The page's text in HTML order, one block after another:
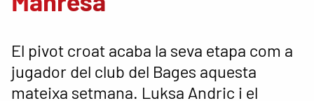
El pivot croat acaba la seva etapa com a
jugador del club del Bages aquesta
mateixa setmana. Luksa Andric i el